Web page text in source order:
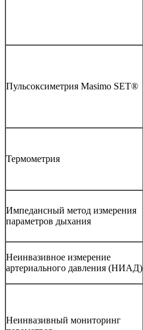
Пульсоксиметрия Masimo SET®
Термометрия
Импедансный метод измерения
параметров дыхания
Неинвазивное измерение
артериального давления (НИАД)
Неинвазивный мониторинг